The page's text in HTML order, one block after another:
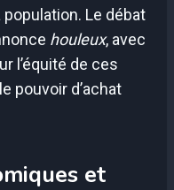
Le débat
houleux, avec
l’équité de ces
pouvoir d’achat
et